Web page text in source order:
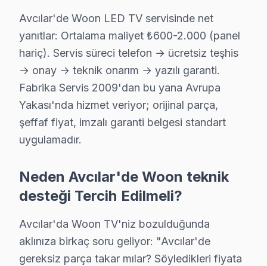
Avcılar Diğer Marka Servisleri
· Avcılar Sony
· Avcılar Philips
· Avcılar Hi-Level
· Avcılar iFFALCON
· Avcılar Samsung
· Avcılar LG
Avcılar'de Woon TV Tamiri — Bilmeniz
Avcılar'de Woon LED TV servisinde net yanıtlar:
Avcılar'de Woon LED TV servisinde net
yanıtlar: Ortalama maliyet ₺600-2.000 (panel
hariç). Servis süreci telefon → ücretsiz teşhis
→ onay → teknik onarım → yazılı garanti.
Fabrika Servis 2009'dan bu yana Avrupa
Yakası'nda hizmet veriyor; orijinal parça,
şeffaf fiyat, imzalı garanti belgesi standart
uygulamadır.
Neden Avcılar'de Woon teknik
desteği Tercih Edilmeli?
Avcılar'da Woon TV'niz bozulduğunda
aklınıza birkaç soru geliyor: "Avcılar'de
gereksiz parça takar mılar? Söyledikleri fiyata